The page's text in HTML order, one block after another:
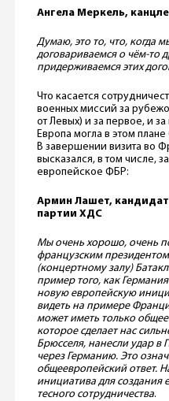
Ангела Меркель,
Думаю, это то, что, когда
договариваемся о чём-то
придерживаемся этих
Что касается
военных миссий за
от Левых) и за первое, и
Европа могла в этом
В завершении визита во
высказался, в том числе,
европейское ФБР:
Армин Лашет,
партии ХДС
Мы очень хорошо, очень
французским
(концертному залу)
пример того, как
новую европейскую
видеть на примере
может иметь только
которое сделает нас
Брюсселя, нанесли удар в
через Германию. Это
общеевропейский ответ.
инициатива для создания
тесного сотрудничества.